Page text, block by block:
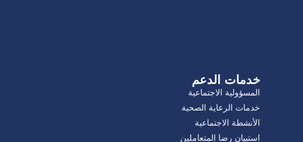
خدمات الدعم
المسؤولية الاجتماعية
خدمات الرعاية الصحية
الأنشطة الاجتماعية
استبيان رضا المتعاملين